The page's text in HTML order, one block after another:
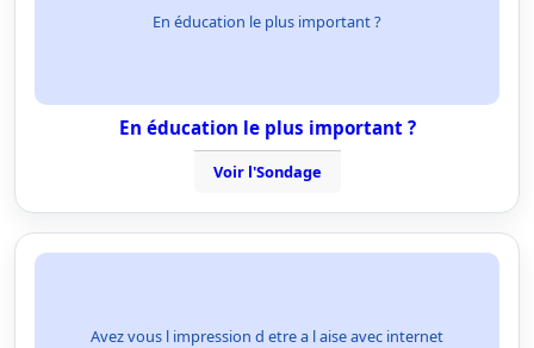
En éducation le plus important ?
En éducation le plus important ?
Voir l'Sondage
Avez vous l impression d etre a l aise avec internet